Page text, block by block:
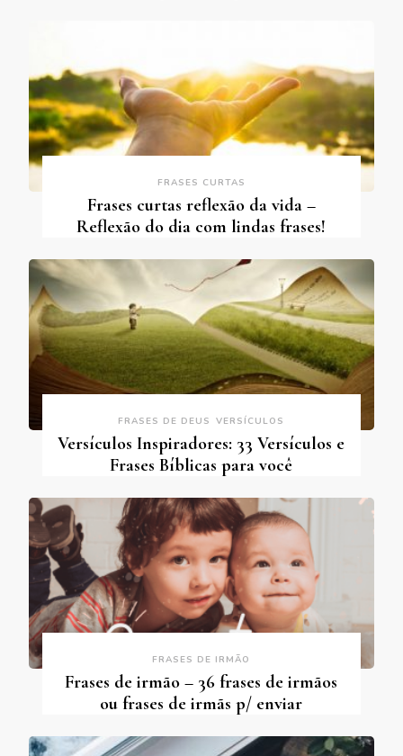
FRASES CURTAS
Frases curtas reflexão da vida –
Reflexão do dia com lindas frases!
FRASES DE DEUS VERSÍCULOS
Versículos Inspiradores: 33 Versículos e
Frases Bíblicas para você
FRASES DE IRMÃO
Frases de irmão – 36 frases de irmãos
ou frases de irmãs p/ enviar